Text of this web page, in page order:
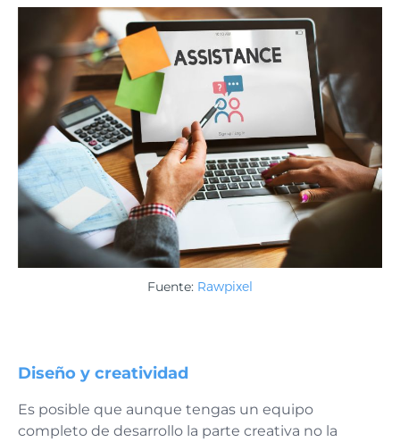
Fuente: Rawpixel
Diseño y creatividad
Es posible que aunque tengas un equipo
completo de desarrollo la parte creativa no la